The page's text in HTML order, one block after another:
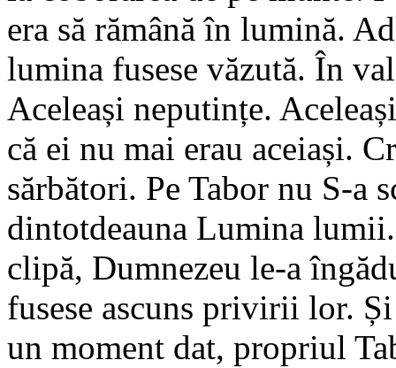
era să rămână în lumină.
lumina fusese văzută. În
Aceleași neputințe.
că ei nu mai erau aceiași.
sărbători. Pe Tabor nu S-a
dintotdeauna Lumina
clipă, Dumnezeu le-a
fusese ascuns privirii lor.
un moment dat, propriul